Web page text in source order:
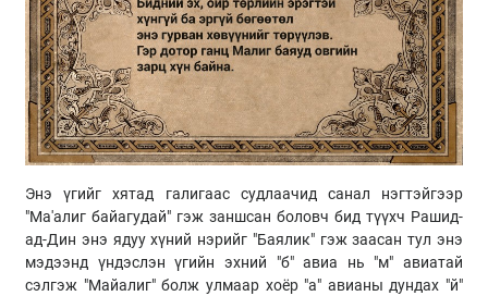
Энэ үгийг хятад галигаас судлаачид санал нэгтэйгээр
"Ма'алиг байагудай" гэж заншсан боловч бид түүхч Рашид-
ад-Дин энэ ядуу хүний нэрийг "Баялик" гэж заасан тул энэ
мэдээнд үндэслэн үгийн эхний "б" авиа нь "м" авиатай
сэлгэж "Майалиг" болж улмаар хоёр "а" авианы дундах "й"